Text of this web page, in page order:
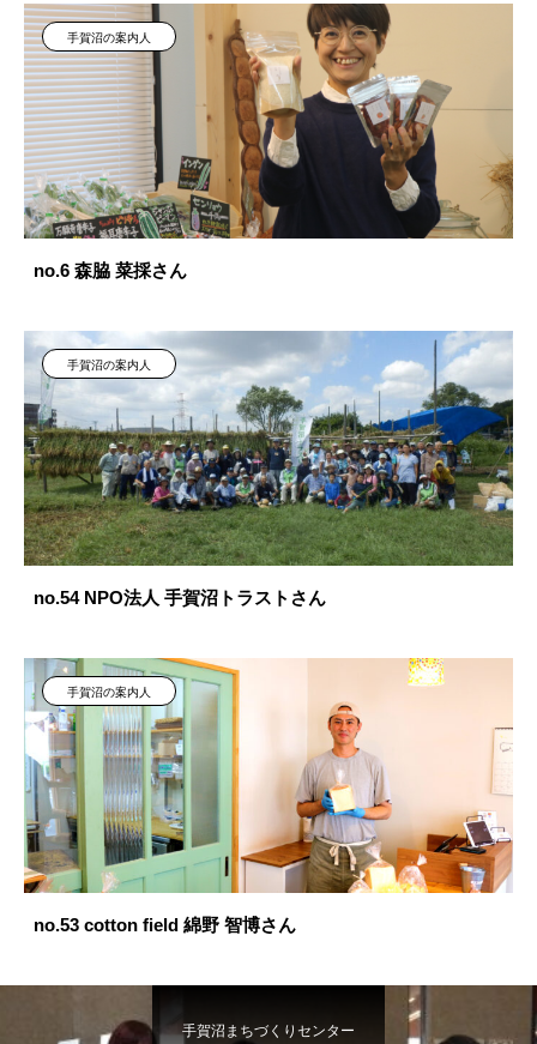
手賀沼の案内人
no.6 森脇 菜採さん
手賀沼の案内人
no.54 NPO法人 手賀沼トラストさん
手賀沼の案内人
no.53 cotton field 綿野 智博さん
手賀沼まちづくりセンター